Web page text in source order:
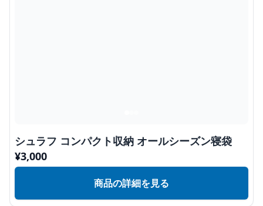
シュラフ コンパクト収納 オールシーズン寝袋
¥3,000
商品の詳細を見る